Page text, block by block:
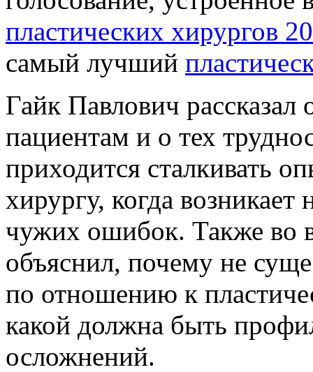
пластических хирургов
самый лучший
Гайк Павлович
пациентам и о тех
приходится сталкивать
хирургу, когда
чужих ошибок. Также во
объяснил, почему не
по отношению к
какой должна быть
осложнений.